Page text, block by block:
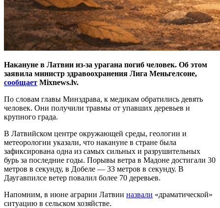
Накануне в Латвии из-за урагана погиб человек. Об этом
заявила министр здравоохранения Лига Меньгелсоне,
сообщает Mixnews.lv.
По словам главы Минздрава, к медикам обратились девять
человек. Они получили травмы от упавших деревьев и
крупного града.
В Латвийском центре окружающей среды, геологии и
метеорологии указали, что накануне в стране была
зафиксирована одна из самых сильных и разрушительных
бурь за последние годы. Порывы ветра в Мадоне достигали 30
метров в секунду, в Добеле — 33 метров в секунду. В
Даугавпилсе ветер повалил более 70 деревьев.
Напомним, в июне аграрии Латвии назвали «драматической»
ситуацию в сельском хозяйстве.